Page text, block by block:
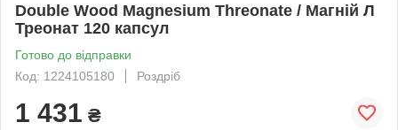
Double Wood Magnesium Threonate / Магній Л
Треонат 120 капсул
Готово до відправки
Код: 1224105180
Роздріб
1 431 ₴